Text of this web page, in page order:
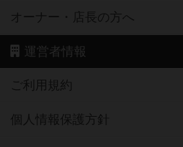
オーナー・店長の方へ
運営者情報
ご利用規約
個人情報保護方針